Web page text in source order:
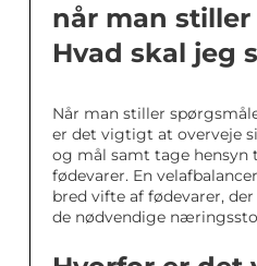
når man
Hvad skal jeg
Når man stiller
er det vigtigt at overveje
og mål samt tage
fødevarer. En
bred vifte af fødevarer,
de nødvendige